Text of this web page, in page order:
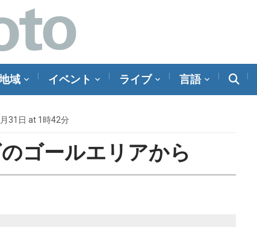
域 イベント ライブ 言語
31日 at 1時42分
ゴールエリアから